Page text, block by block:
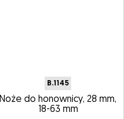
B.1145
Noże do honownicy, 28 mm,
18-63 mm